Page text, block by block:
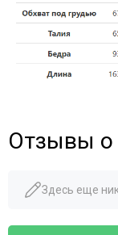
Отзывы о
Здесь еще